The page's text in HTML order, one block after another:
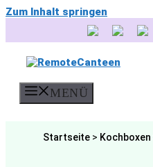
Zum Inhalt springen
MENÜ
Startseite > Kochboxen